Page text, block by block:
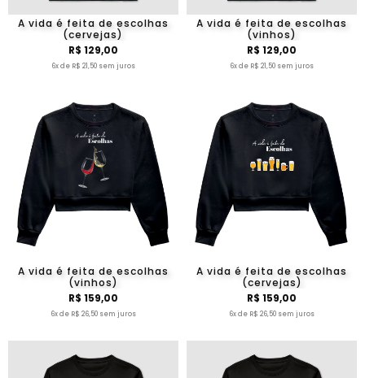
A vida é feita de escolhas
(cervejas)
R$ 129,00
6x de R$ 21,50 sem juros
A vida é feita de escolhas
(vinhos)
R$ 129,00
6x de R$ 21,50 sem juros
A vida é feita de escolhas
(vinhos)
R$ 159,00
6x de R$ 26,50 sem juros
A vida é feita de escolhas
(cervejas)
R$ 159,00
6x de R$ 26,50 sem juros